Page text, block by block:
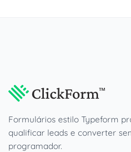
Formulários estilo Typeform
qualificar leads e converter
programador.